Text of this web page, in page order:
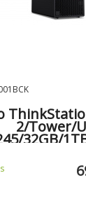
2/Tower/
32GB/